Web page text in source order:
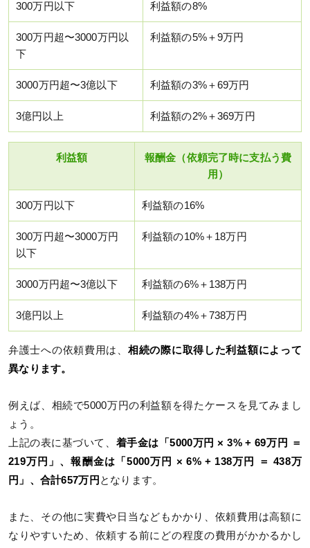
300万円以下 利益額の8%
300万円超〜3000万円以
下
利益額の5%＋9万円
3000万円超〜3億以下 利益額の3%＋69万円
3億円以上 利益額の2%＋369万円
利益額
報酬金（依頼完了時に支払う費
用）
300万円以下 利益額の16%
300万円超〜3000万円
以下
利益額の10%＋18万円
3000万円超〜3億以下 利益額の6%＋138万円
3億円以上 利益額の4%＋738万円
弁護士への依頼費用は、 相続の際に取得した利益額によって
異なります。
例えば、相続で5000万円の利益額を得たケースを見てみまし
ょう。
上記の表に基づいて、 着手金は「5000万円 × 3% + 69万円 ＝
219万円」、報酬金は「5000万円 × 6% + 138万円 ＝ 438万
円」、合計657万円 となります。
また、その他に実費や日当などもかかり、依頼費用は高額に
なりやすいため、依頼する前にどの程度の費用がかかるかし